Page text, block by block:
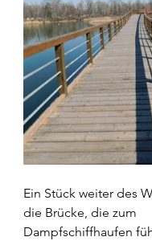
Ein Stück weiter des
die Brücke, die zum
Dampfschiffhaufen